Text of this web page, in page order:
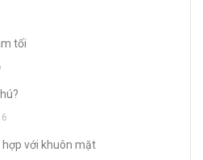
tối
hợp với khuôn mặt